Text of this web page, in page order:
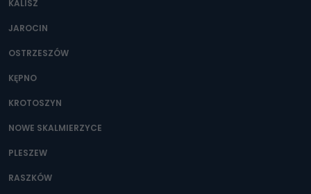
Można to zrobić pod numerem telefonu 62 735-51-05 lub
KALISZ
JAROCIN
OSTRZESZÓW
KĘPNO
KROTOSZYN
NOWE SKALMIERZYCE
PLESZEW
RASZKÓW